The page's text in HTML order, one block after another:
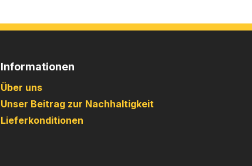
Informationen
Über uns
Unser Beitrag zur Nachhaltigkeit
Lieferkonditionen